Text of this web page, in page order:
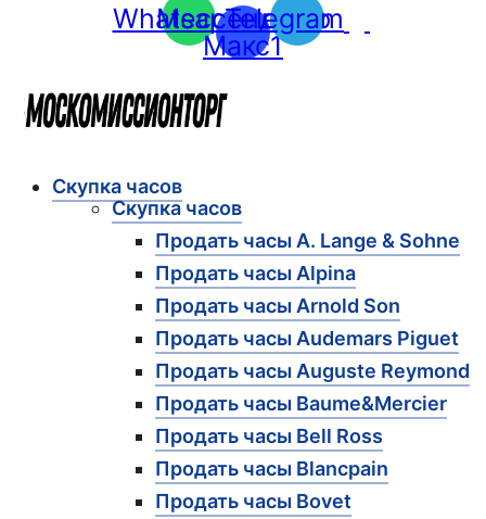
Whatsapp
Мессенджер
Макс1
Telegram
Скупка часов
Скупка часов
Продать часы A. Lange & Sohne
Продать часы Alpina
Продать часы Arnold Son
Продать часы Audemars Piguet
Продать часы Auguste Reymond
Продать часы Baume&Mercier
Продать часы Bell Ross
Продать часы Blancpain
Продать часы Bovet